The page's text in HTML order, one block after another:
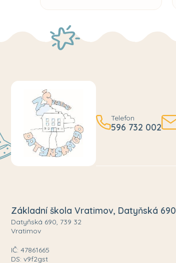
Telefon
596 732 002
Základní škola Vratimov, Datyňská 690
Datyňská 690, 739 32
Vratimov
IČ: 47861665
DS: v9f2gst